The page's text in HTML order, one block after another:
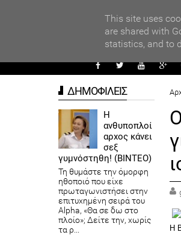
Ο
H
ΔΗΜΟΦΙΛΕΙΣ
Η
ανθυποπλοί
αρχος κάνει
σεξ
γυμνόστηθη! (ΒΙΝΤΕΟ)
Τη θυμάστε την όμορφη
ηθοποιό που είχε
πρωταγωνιστήσει στην
επιτυχημένη σειρά του
Alpha, «Θα σε δω στο
πλοίο»; Δείτε την, χωρίς
τα ρ...
This site uses
are shared with
statistics, and to